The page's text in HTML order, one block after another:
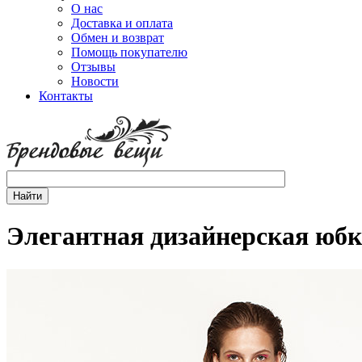
О нас
Доставка и оплата
Обмен и возврат
Помощь покупателю
Отзывы
Новости
Контакты
Элегантная дизайнерская